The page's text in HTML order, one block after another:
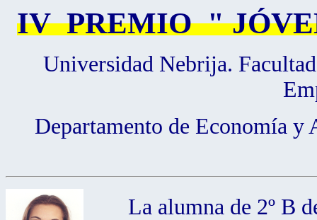
IV PREMIO "
Universidad Nebrija.
Departamento de Economía
La alumna de 2º B